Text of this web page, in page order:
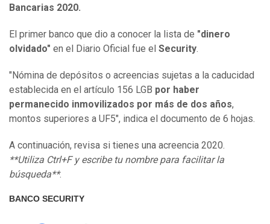
Bancarias 2020.
El primer banco que dio a conocer la lista de "dinero
olvidado" en el Diario Oficial fue el Security.
"Nómina de depósitos o acreencias sujetas a la caducidad
establecida en el artículo 156 LGB por haber
permanecido inmovilizados por más de dos años,
montos superiores a UF5", indica el documento de 6 hojas.
A continuación, revisa si tienes una acreencia 2020.
**Utiliza Ctrl+F y escribe tu nombre para facilitar la
búsqueda**.
BANCO SECURITY